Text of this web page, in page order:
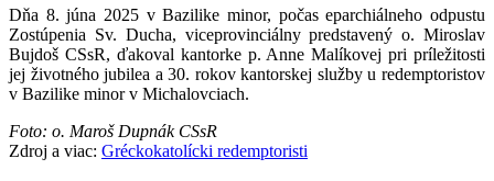
Dňa 8. júna 2025 v Bazilike minor, počas eparchiálneho odpustu
Zostúpenia Sv. Ducha, viceprovinciálny predstavený o. Miroslav
Bujdoš CSsR, ďakoval kantorke p. Anne Malíkovej pri príležitosti
jej životného jubilea a 30. rokov kantorskej služby u redemptoristov
v Bazilike minor v Michalovciach.
Foto: o. Maroš Dupnák CSsR
Zdroj a viac: Gréckokatolícki redemptoristi